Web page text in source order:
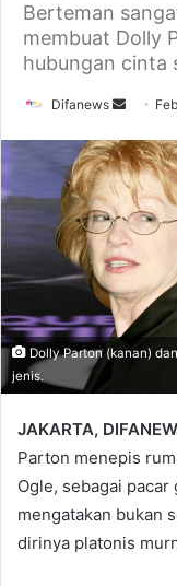
Berteman
membuat Dolly
hubungan cinta
Difanews
Send
email
Dolly Parton (kanan)
jenis.
JAKARTA,
Parton menepis
Ogle, sebagai pacar
mengatakan bukan
dirinya platonis